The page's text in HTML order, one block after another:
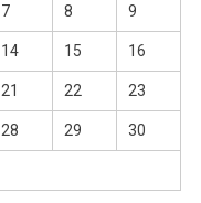
7 8 9
14 15 16
21 22 23
28 29 30